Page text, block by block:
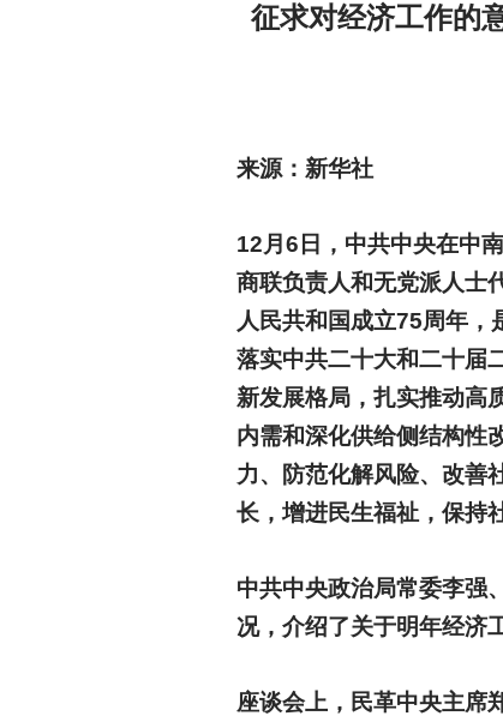
征求对经济工作的
来源： 新华社
12月6日，中共中央在中
商联负责人和无党派人士
人民共和国成立75周年，
落实中共二十大和二十届
新发展格局，扎实推动高
内需和深化供给侧结构性
力、防范化解风险、改善
长，增进民生福祉，保持
中共中央政治局常委李强
况，介绍了关于明年经济
座谈会上，民革中央主席